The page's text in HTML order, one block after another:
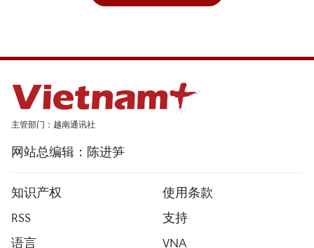
主管部门：越南通讯社
网站总编辑：陈进笋
知识产权
使用条款
RSS
支持
语言
VNA